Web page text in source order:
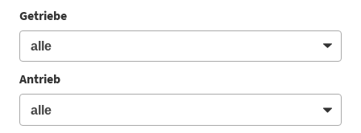
Getriebe
Antrieb